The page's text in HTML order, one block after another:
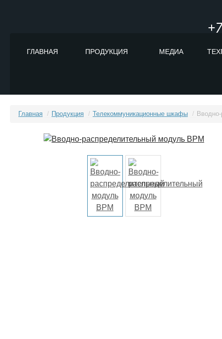
ГЛАВНАЯ ПРОДУКЦИЯ МЕДИА
Главная / Продукция / Телекоммуникационные шкафы /